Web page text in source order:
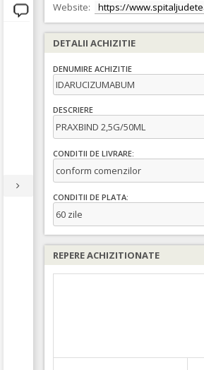
Website:
https://
DETALII ACHIZITIE
DENUMIRE ACHIZITIE
IDARUCIZUMABUM
DESCRIERE
PRAXBIND 2,5G/50ML
CONDITII DE LIVRARE:
conform comenzilor
CONDITII DE PLATA:
60 zile
REPERE ACHIZITIONATE